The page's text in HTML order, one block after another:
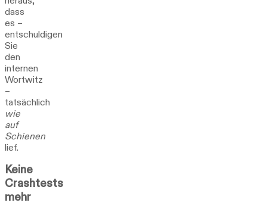
dass
es –
entschuldigen
Sie
den
internen
Wortwitz
–
tatsächlich
wie
auf
Schienen
lief.
Keine
Crashtests
mehr